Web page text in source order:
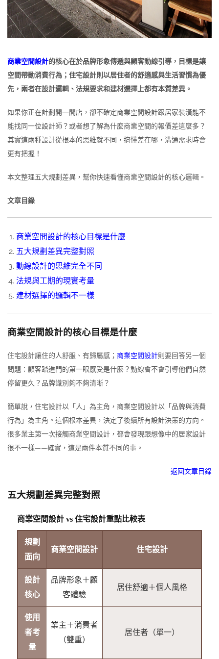
商業空間設計的核心在於品牌形象傳遞與顧客動線引導，目標是讓
空間帶動消費行為；住宅設計則以居住者的舒適感與生活習慣為優
先，兩者在設計邏輯、法規要求和建材選擇上都有本質差異。
如果你正在計劃開一間店，卻不確定商業空間設計跟居家裝潢能不
能找同一位設計師？或者想了解為什麼商業空間的報價差這麼多？
其實這兩種設計從根本的思維就不同，搞懂差在哪，溝通需求時會
更有把握！
本文整理五大規劃差異，幫你快速看懂商業空間設計的核心邏輯。
文章目錄
商業空間設計的核心目標是什麼
五大規劃差異完整對照
動線設計的思維完全不同
法規與工期的現實考量
建材選擇的邏輯不一樣
商業空間設計的核心目標是什麼
住宅設計讓住的人舒服、有歸屬感； 商業空間設計則要回答另一個
問題：顧客踏進門的第一眼感受是什麼？動線會不會引導他們自然
停留更久？品牌識別夠不夠清晰？
簡單說，住宅設計以「人」為主角，商業空間設計以「品牌與消費
行為」為主角。這個根本差異，決定了後續所有設計決策的方向。
很多業主第一次接觸商業空間設計，都會發現跟想像中的居家設計
很不一樣——確實，這是兩件本質不同的事。
返回文章目錄
五大規劃差異完整對照
商業空間設計 vs 住宅設計重點比較表
規劃
面向
商業空間設計 住宅設計
設計
核心
品牌形象＋顧
客體驗
居住舒適＋個人風格
使用
者考
量
業主＋消費者
（雙重）
居住者（單一）